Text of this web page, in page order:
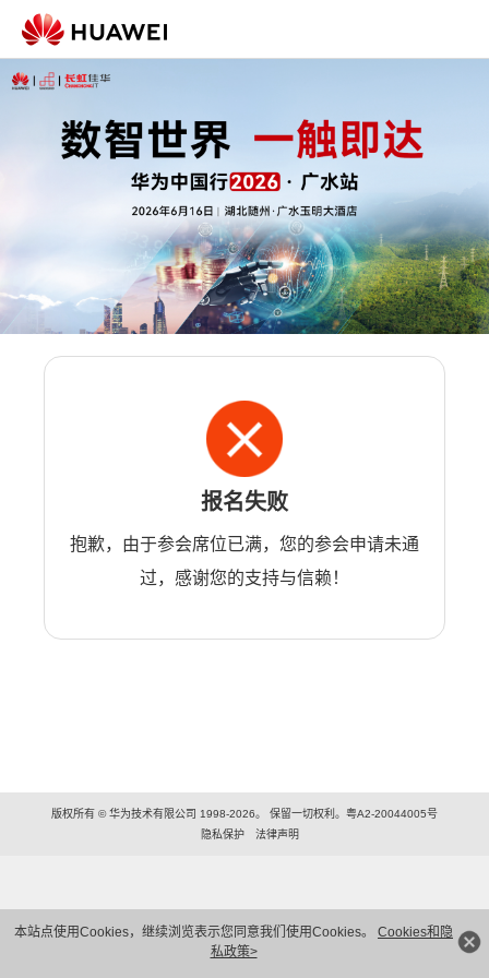
本站点使用Cookies，继续浏览表示您同意我们使用Cookies。 Cookies和隐
私政策>
报名失败
抱歉，由于参会席位已满，您的参会申请未通
过，感谢您的支持与信赖！
版权所有 © 华为技术有限公司 1998-2026。 保留一切权利。粤A2-20044005号
隐私保护
法律声明